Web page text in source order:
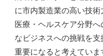
に市内製造業の高い技
医療・ヘルスケア分野
なビジネスへの挑戦を
重要になると考えていま